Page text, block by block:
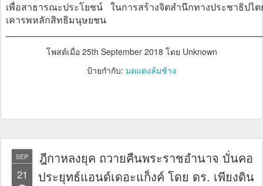
เพื่อสาธารณะประโยชน์ ในการสร้างจิตสำนึกทางประชาธิป
เคารพหลักสิทธิมนุษยชน
โพสต์เมื่อ 25th September 2018 โดย Unknown
ป้ายกำกับ: มดแดงล้มช้าง
SEP
21
ฎีกาหลงยุค ถวายคืนพระราชอำนาจ บั่นคอ
ประยุทธ์แอนด์เดอะแก็งค์ โดย ดร. เพียงดิน